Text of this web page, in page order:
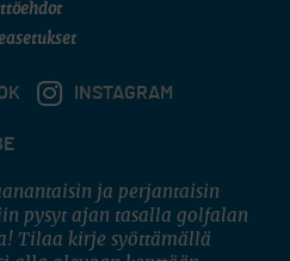
INSTAGRAM
ja perjantaisin
pysyt ajan tasalla golfalan
Tilaa kirje syöttämällä